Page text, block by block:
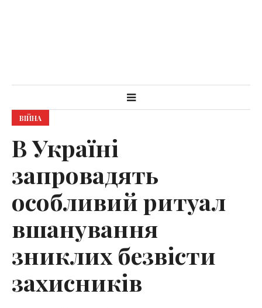
ВІЙНА
В Україні
запровадять
особливий ритуал
вшанування
зниклих безвісти
захисників